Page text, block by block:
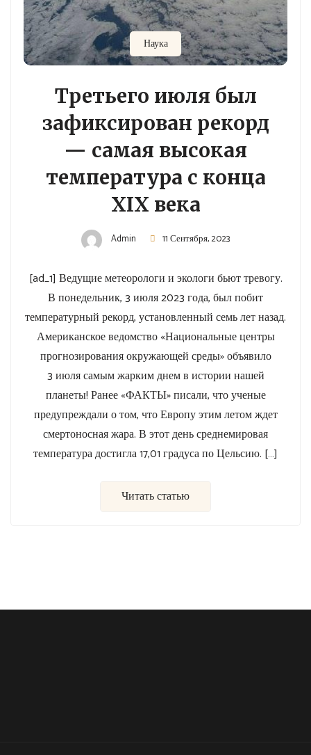
Наука
Третьего июля был
зафиксирован рекорд
— самая высокая
температура с конца
XIX века
Admin 11 Сентября, 2023
[ad_1] Ведущие метеорологи и экологи бьют тревогу.
В понедельник, 3 июля 2023 года, был побит
температурный рекорд, установленный семь лет назад.
Американское ведомство «Национальные центры
прогнозирования окружающей среды» объявило
3 июля самым жарким днем в истории нашей
планеты! Ранее «ФАКТЫ» писали, что ученые
предупреждали о том, что Европу этим летом ждет
смертоносная жара. В этот день среднемировая
температура достигла 17,01 градуса по Цельсию. […]
Читать статью